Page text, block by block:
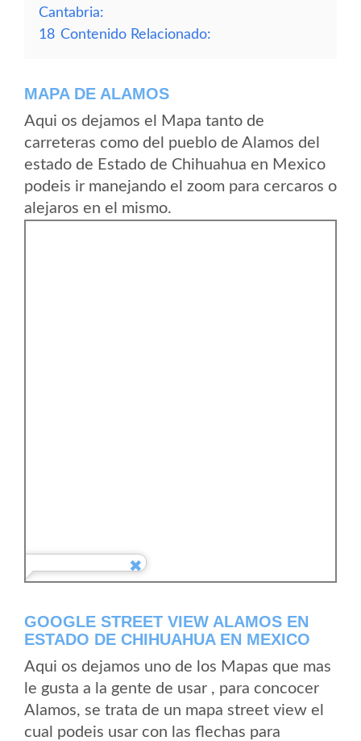
Cantabria:
18 Contenido Relacionado:
MAPA DE ALAMOS
Aqui os dejamos el Mapa tanto de
carreteras como del pueblo de Alamos del
estado de Estado de Chihuahua en Mexico
podeis ir manejando el zoom para cercaros o
alejaros en el mismo.
GOOGLE STREET VIEW ALAMOS EN
ESTADO DE CHIHUAHUA EN MEXICO
Aqui os dejamos uno de los Mapas que mas
le gusta a la gente de usar , para concocer
Alamos, se trata de un mapa street view el
cual podeis usar con las flechas para